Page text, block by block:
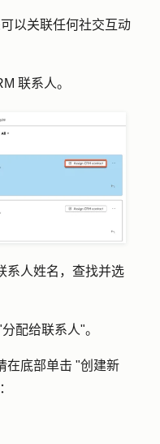
以关联任何社交互动
联系人。
系人姓名，查找并选
分配给联系人"。
在底部单击 "创建新